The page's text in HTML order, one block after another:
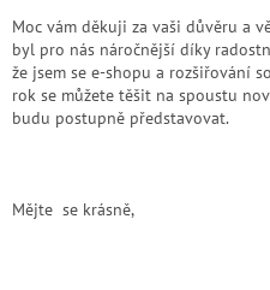
a
hry
flexibilní
obuv
Moc vám děkuji za vaši důvěru a
byl pro nás náročnější díky
že jsem se e-shopu a rozšiřování
rok se můžete těšit na spoustu
budu postupně představovat.
Mějte se krásně,